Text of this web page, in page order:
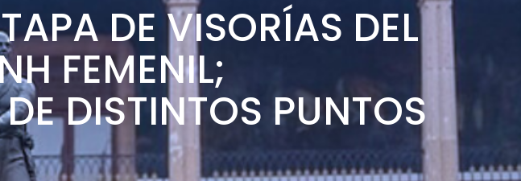
DE VISORÍAS DEL
FEMENIL;
DISTINTOS PUNTOS